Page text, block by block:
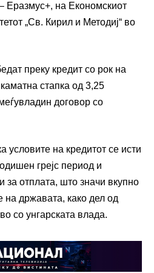
Еразмус+, на Економскиот
„Св. Кирил и Методиј“ во
преку кредит со рок на
стапка од 3,25
договор со
условите на кредитот се исти
грејс период и
за отплата, што значи вкупно
државата, како дел од
со унгарската влада.